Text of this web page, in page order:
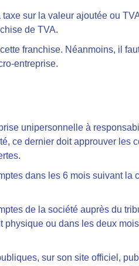
sur la valeur ajoutée ou
de TVA.
franchise. Néanmoins, il
entreprise.
unipersonnelle à
ce dernier doit approuver les
dans les 6 mois suivant la
de la société auprès du
physique ou dans les deux
sur son site officiel,